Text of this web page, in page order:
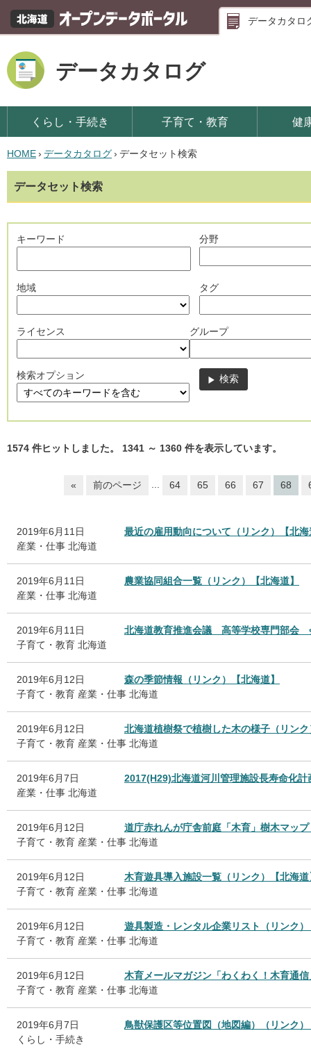
データカタロ
データカタログ
くらし・手続き 子育て・教育 健
HOME› データカタログ› データセット検索
データセット検索
キーワード 分野
地域 タグ
ライセンス グループ
検索オプション
1574 件ヒットしました。 1341 ～ 1360 件を表示しています。
« 前のページ ... 64 65 66 67 68
2019年6月11日
最近の雇用動向について（リンク）【北海
産業・仕事 北海道
2019年6月11日
農業協同組合一覧（リンク）【北海道】
産業・仕事 北海道
2019年6月11日
北海道教育推進会議 高等学校専門部会
子育て・教育 北海道
2019年6月12日
森の季節情報（リンク）【北海道】
子育て・教育 産業・仕事 北海道
2019年6月12日
北海道植樹祭で植樹した木の様子（リン
子育て・教育 産業・仕事 北海道
2019年6月7日
2017(H29)北海道河川管理施設長寿命化
産業・仕事 北海道
2019年6月12日
道庁赤れんが庁舎前庭「木育」樹木マッ
子育て・教育 産業・仕事 北海道
2019年6月12日
木育遊具導入施設一覧（リンク）【北海道
子育て・教育 産業・仕事 北海道
2019年6月12日
遊具製造・レンタル企業リスト（リンク
子育て・教育 産業・仕事 北海道
2019年6月12日
木育メールマガジン「わくわく！木育通
子育て・教育 産業・仕事 北海道
2019年6月7日
鳥獣保護区等位置図（地図編）（リンク
くらし・手続き